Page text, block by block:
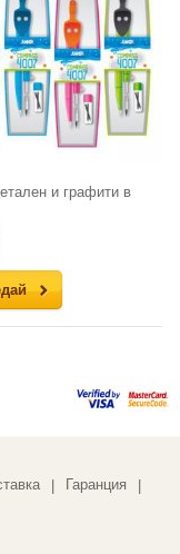
и графити в
Гаранция